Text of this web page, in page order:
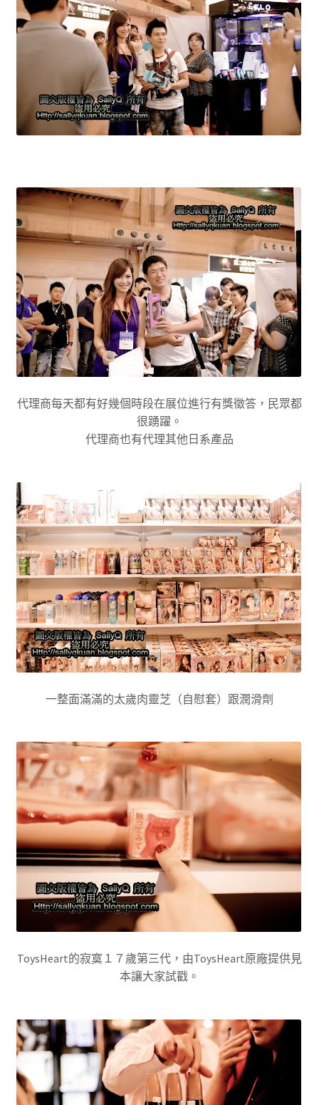
代理商每天都有好幾個時段在展位進行有獎徵答，民眾都
很踴躍。
代理商也有代理其他日系產品
一整面滿滿的太歲肉靈芝（自慰套）跟潤滑劑
ToysHeart的寂寞１７歲第三代，由ToysHeart原廠提供見
本讓大家試戳。